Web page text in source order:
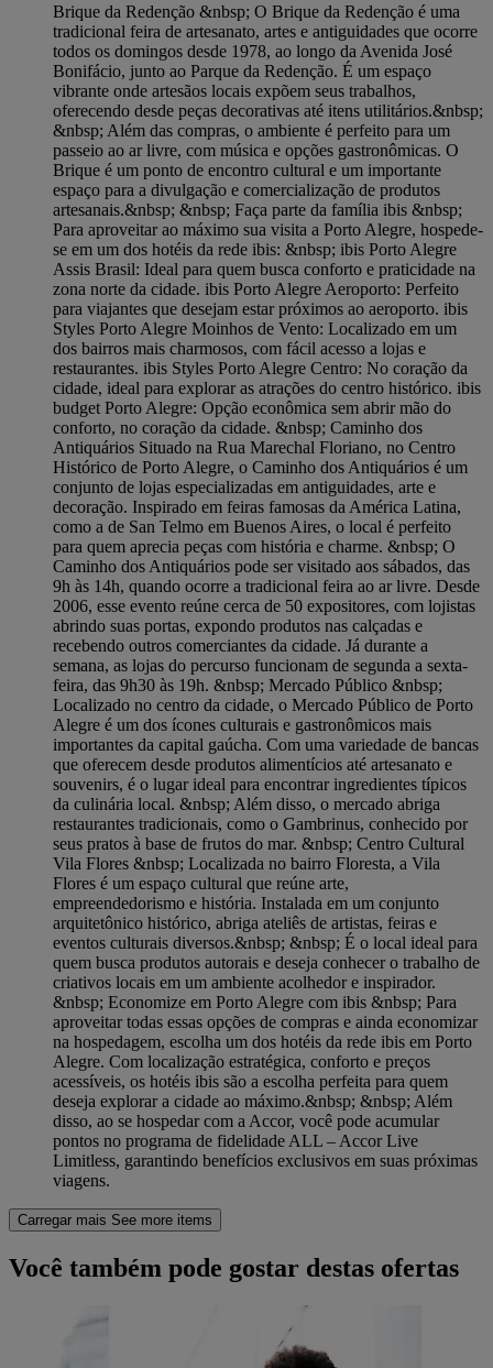
Brique da Redenção &nbsp; O Brique da Redenção é uma
tradicional feira de artesanato, artes e antiguidades que ocorre
todos os domingos desde 1978, ao longo da Avenida José
Bonifácio, junto ao Parque da Redenção. É um espaço
vibrante onde artesãos locais expõem seus trabalhos,
oferecendo desde peças decorativas até itens utilitários.&nbsp;
&nbsp; Além das compras, o ambiente é perfeito para um
passeio ao ar livre, com música e opções gastronômicas. O
Brique é um ponto de encontro cultural e um importante
espaço para a divulgação e comercialização de produtos
artesanais.&nbsp; &nbsp; Faça parte da família ibis &nbsp;
Para aproveitar ao máximo sua visita a Porto Alegre, hospede-
se em um dos hotéis da rede ibis: &nbsp; ibis Porto Alegre
Assis Brasil: Ideal para quem busca conforto e praticidade na
zona norte da cidade. ibis Porto Alegre Aeroporto: Perfeito
para viajantes que desejam estar próximos ao aeroporto. ibis
Styles Porto Alegre Moinhos de Vento: Localizado em um
dos bairros mais charmosos, com fácil acesso a lojas e
restaurantes. ibis Styles Porto Alegre Centro: No coração da
cidade, ideal para explorar as atrações do centro histórico. ibis
budget Porto Alegre: Opção econômica sem abrir mão do
conforto, no coração da cidade. &nbsp; Caminho dos
Antiquários Situado na Rua Marechal Floriano, no Centro
Histórico de Porto Alegre, o Caminho dos Antiquários é um
conjunto de lojas especializadas em antiguidades, arte e
decoração. Inspirado em feiras famosas da América Latina,
como a de San Telmo em Buenos Aires, o local é perfeito
para quem aprecia peças com história e charme. &nbsp; O
Caminho dos Antiquários pode ser visitado aos sábados, das
9h às 14h, quando ocorre a tradicional feira ao ar livre. Desde
2006, esse evento reúne cerca de 50 expositores, com lojistas
abrindo suas portas, expondo produtos nas calçadas e
recebendo outros comerciantes da cidade. Já durante a
semana, as lojas do percurso funcionam de segunda a sexta-
feira, das 9h30 às 19h. &nbsp; Mercado Público &nbsp;
Localizado no centro da cidade, o Mercado Público de Porto
Alegre é um dos ícones culturais e gastronômicos mais
importantes da capital gaúcha. Com uma variedade de bancas
que oferecem desde produtos alimentícios até artesanato e
souvenirs, é o lugar ideal para encontrar ingredientes típicos
da culinária local. &nbsp; Além disso, o mercado abriga
restaurantes tradicionais, como o Gambrinus, conhecido por
seus pratos à base de frutos do mar. &nbsp; Centro Cultural
Vila Flores &nbsp; Localizada no bairro Floresta, a Vila
Flores é um espaço cultural que reúne arte,
empreendedorismo e história. Instalada em um conjunto
arquitetônico histórico, abriga ateliês de artistas, feiras e
eventos culturais diversos.&nbsp; &nbsp; É o local ideal para
quem busca produtos autorais e deseja conhecer o trabalho de
criativos locais em um ambiente acolhedor e inspirador.
&nbsp; Economize em Porto Alegre com ibis &nbsp; Para
aproveitar todas essas opções de compras e ainda economizar
na hospedagem, escolha um dos hotéis da rede ibis em Porto
Alegre. Com localização estratégica, conforto e preços
acessíveis, os hotéis ibis são a escolha perfeita para quem
deseja explorar a cidade ao máximo.&nbsp; &nbsp; Além
disso, ao se hospedar com a Accor, você pode acumular
pontos no programa de fidelidade ALL – Accor Live
Limitless, garantindo benefícios exclusivos em suas próximas
viagens.
Carregar mais See more items
Você também pode gostar destas ofertas